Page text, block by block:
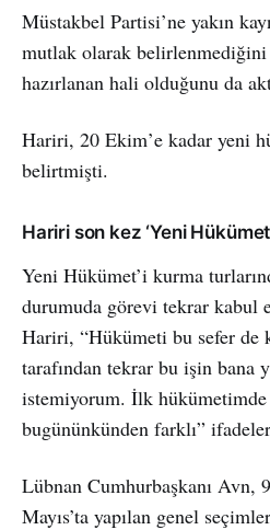
Müstakbel Partisi’ne yakın
mutlak olarak
hazırlanan hali olduğunu da
Hariri, 20 Ekim’e kadar yeni
belirtmişti.
Hariri son kez ‘Yeni
Yeni Hükümet’i kurma
durumuda görevi tekrar kabul
Hariri, “Hükümeti bu sefer de
tarafından tekrar bu işin bana
istemiyorum. İlk
bugününkünden farklı”
Lübnan Cumhurbaşkanı Avn,
Mayıs’ta yapılan genel